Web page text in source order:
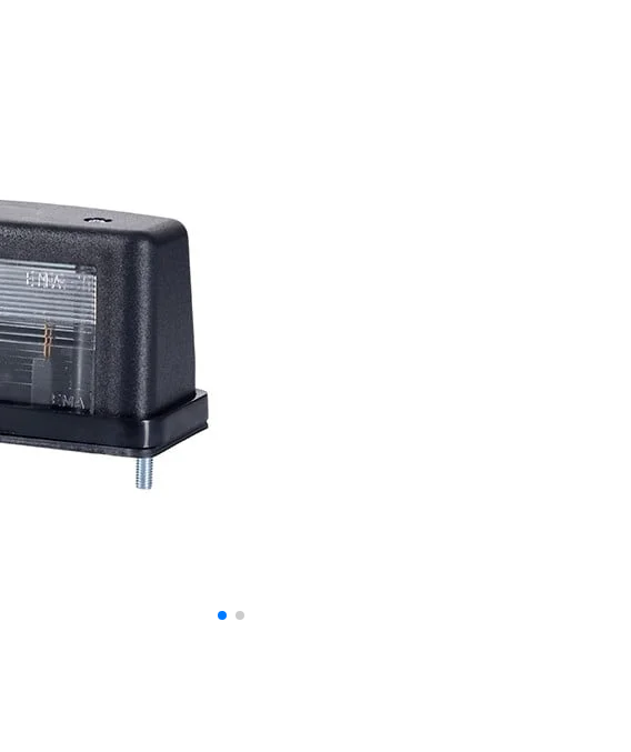
treści i reklam, aby oferować funkcje społecznościowe i analizować ruch w naszej
z naszej witryny, udostępniamy partnerom społecznościowym, reklamowym i analitycznym.
z innymi danymi otrzymanymi od Ciebie lub uzyskanymi podczas korzystania z ich usług.
stronie zapamiętanie informacji, które zmieniają wygląd lub funkcjonowanie strony, np.